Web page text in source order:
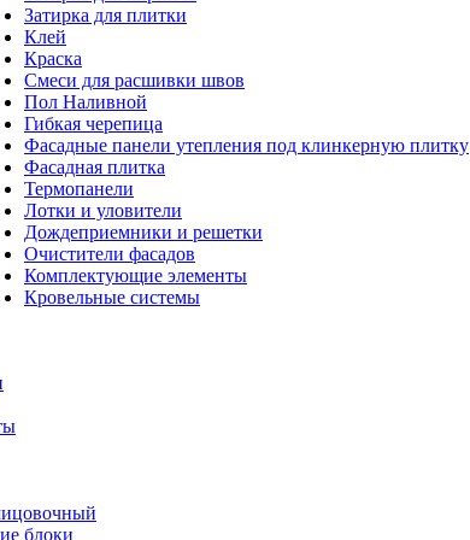
Затирка для плитки
Клей
Краска
Смеси для расшивки швов
Пол Наливной
Гибкая черепица
Фасадные панели утепления под клинкерную плитку
Фасадная плитка
Термопанели
Лотки и уловители
Дождеприемники и решетки
Очистители фасадов
Комплектующие элементы
Кровельные системы
блоки